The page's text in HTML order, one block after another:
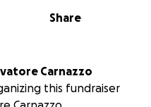
Share
Carnazzo
this fundraiser